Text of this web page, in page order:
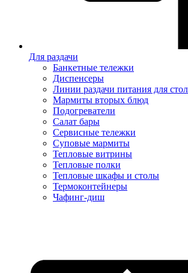
Для раздачи
Банкетные тележки
Диспенсеры
Линии раздачи питания для
Мармиты вторых блюд
Подогреватели
Салат бары
Сервисные тележки
Суповые мармиты
Тепловые витрины
Тепловые полки
Тепловые шкафы и столы
Термоконтейнеры
Чафинг-диш